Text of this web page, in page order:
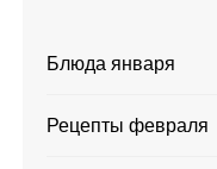
Блюда января
Рецепты февраля